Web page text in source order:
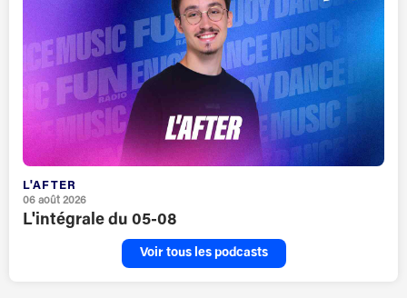
L'AFTER
06 août 2026
L'intégrale du 05-08
Voir tous les podcasts